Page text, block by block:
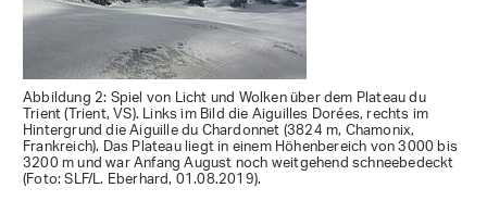
Abbildung 2: Spiel von Licht und Wolken über dem Plateau du
Trient (Trient, VS). Links im Bild die Aiguilles Dorées, rechts im
Hintergrund die Aiguille du Chardonnet (3824 m, Chamonix,
Frankreich). Das Plateau liegt in einem Höhenbereich von 3000 bis
3200 m und war Anfang August noch weitgehend schneebedeckt
(Foto: SLF/L. Eberhard, 01.08.2019).